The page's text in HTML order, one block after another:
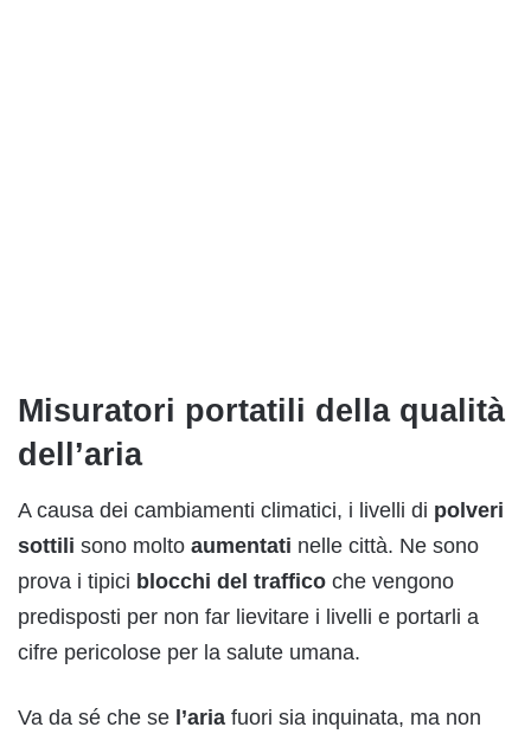
Misuratori portatili della qualità
dell’aria
A causa dei cambiamenti climatici, i livelli di polveri
sottili sono molto aumentati nelle città. Ne sono
prova i tipici blocchi del traffico che vengono
predisposti per non far lievitare i livelli e portarli a
cifre pericolose per la salute umana.
Va da sé che se l’aria fuori sia inquinata, ma non